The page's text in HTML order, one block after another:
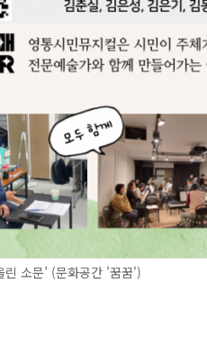
소문’ (문화공간 '꿈꿈')